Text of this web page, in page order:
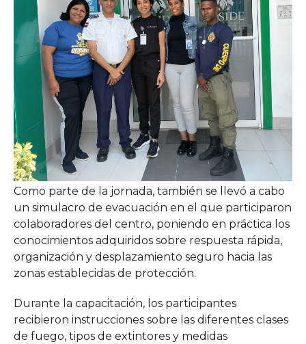
Como parte de la jornada, también se llevó a cabo
un simulacro de evacuación en el que participaron
colaboradores del centro, poniendo en práctica los
conocimientos adquiridos sobre respuesta rápida,
organización y desplazamiento seguro hacia las
zonas establecidas de protección.
Durante la capacitación, los participantes
recibieron instrucciones sobre las diferentes clases
de fuego, tipos de extintores y medidas